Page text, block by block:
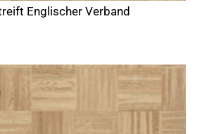
Englischer Verband